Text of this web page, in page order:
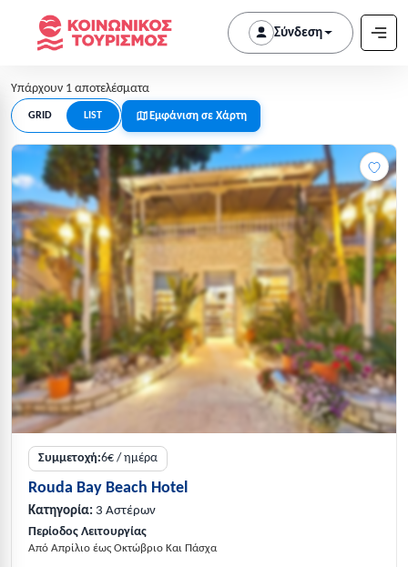
Σύνδεση
Υπάρχουν 1 αποτελέσματα
GRID LIST Εμφάνιση σε Χάρτη
Συμμετοχή:6€ / ημέρα
Rouda Bay Beach Hotel
Κατηγορία: 3 Αστέρων
Περίοδος Λειτουργίας
Από Απρίλιο έως Οκτώβριο Και Πάσχα